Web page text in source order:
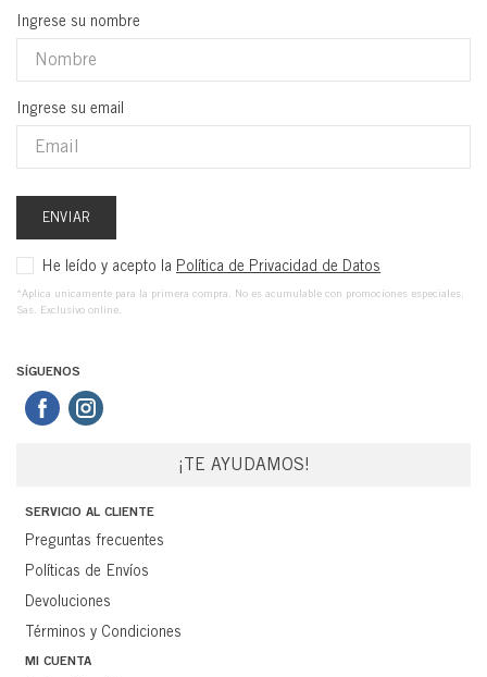
Ingrese su nombre
Ingrese su email
ENVIAR
He leído y acepto la Política de Privacidad de Datos
*Aplica unicamente para la primera compra. No es acumulable con promociones especiales,
Sas. Exclusivo online.
SÍGUENOS
¡TE AYUDAMOS!
SERVICIO AL CLIENTE
Preguntas frecuentes
Políticas de Envíos
Devoluciones
Términos y Condiciones
MI CUENTA